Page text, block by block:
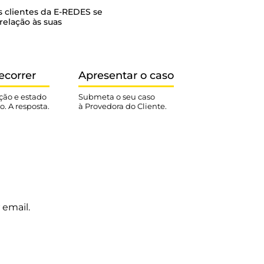
da E-REDES se
às suas
e estado
A resposta.
Apresentar o caso
Submeta o seu caso
à Provedora do Cliente.